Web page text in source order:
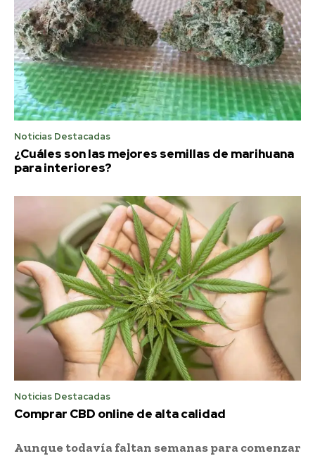
Noticias Destacadas
¿Cuáles son las mejores semillas de marihuana
para interiores?
Noticias Destacadas
Comprar CBD online de alta calidad
Aunque todavía faltan semanas para comenzar